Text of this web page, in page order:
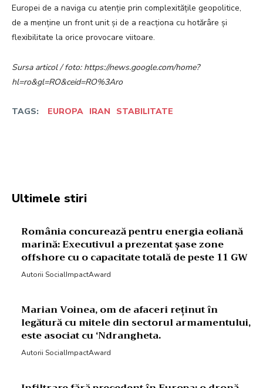
Europei de a naviga cu atenție prin complexitățile geopolitice,
de a menține un front unit și de a reacționa cu hotărâre și
flexibilitate la orice provocare viitoare.
Sursa articol / foto: https://news.google.com/home?
hl=ro&gl=RO&ceid=RO%3Aro
TAGS: EUROPA IRAN STABILITATE
Ultimele stiri
România concurează pentru energia eoliană
marină: Executivul a prezentat șase zone
offshore cu o capacitate totală de peste 11 GW
Autorii SocialImpactAward
Marian Voinea, om de afaceri reținut în
legătură cu mitele din sectorul armamentului,
este asociat cu ‘Ndrangheta.
Autorii SocialImpactAward